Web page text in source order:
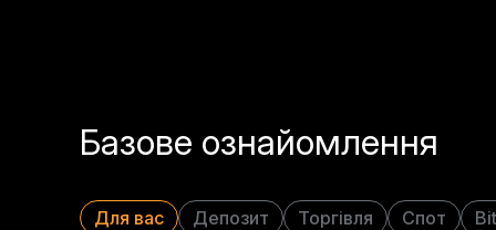
Базове ознайомлення
Для вас Депозит Торгівля Спот